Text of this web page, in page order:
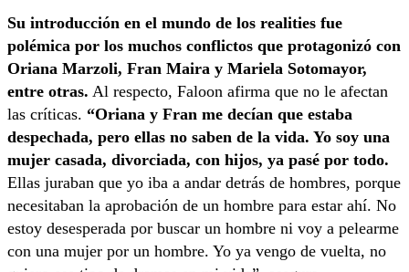
Su introducción en el mundo de los realities fue
polémica por los muchos conflictos que protagonizó con
Oriana Marzoli, Fran Maira y Mariela Sotomayor,
entre otras. Al respecto, Faloon afirma que no le afectan
las críticas. “Oriana y Fran me decían que estaba
despechada, pero ellas no saben de la vida. Yo soy una
mujer casada, divorciada, con hijos, ya pasé por todo.
Ellas juraban que yo iba a andar detrás de hombres, porque
necesitaban la aprobación de un hombre para estar ahí. No
estoy desesperada por buscar un hombre ni voy a pelearme
con una mujer por un hombre. Yo ya vengo de vuelta, no